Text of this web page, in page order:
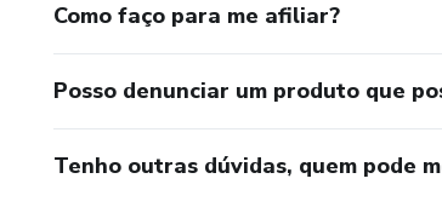
Como faço para me afiliar?
Posso denunciar um produto que
Tenho outras dúvidas, quem pode